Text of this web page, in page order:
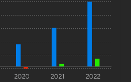
2020 2021 2022